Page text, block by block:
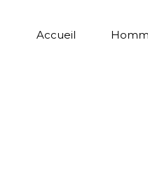
Accueil